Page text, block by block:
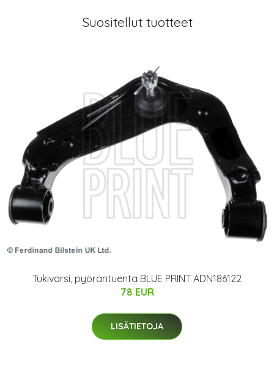
Suositellut tuotteet
Tukivarsi, pyöräntuenta BLUE PRINT ADN186122
78 EUR
LISÄTIETOJA